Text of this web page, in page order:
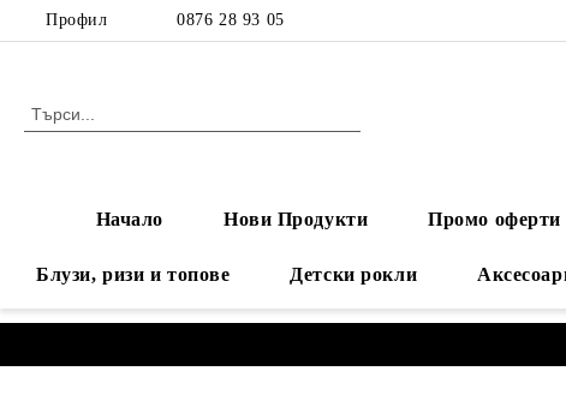
Профил 0876 28 93 05
Начало Нови Продукти Промо оферти
Блузи, ризи и топове Детски рокли